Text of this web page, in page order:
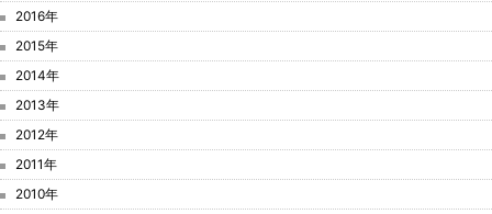
2016年
2015年
2014年
2013年
2012年
2011年
2010年